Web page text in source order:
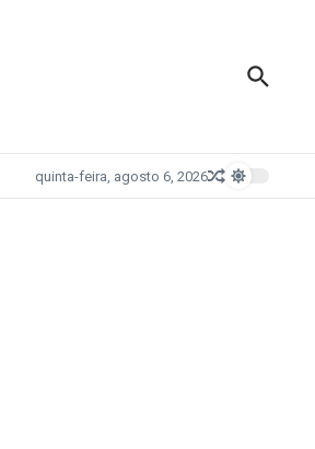
quinta-feira, agosto 6, 2026